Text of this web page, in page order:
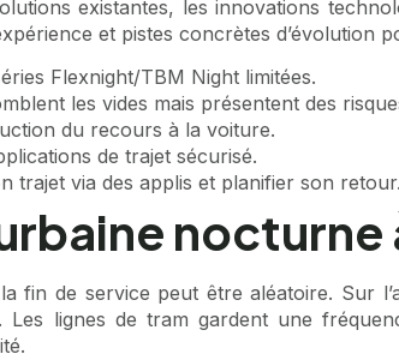
existantes, les innovations
et pistes concrètes d’évolution
Flexnight/TBM Night limitées.
les vides mais présentent des
du recours à la voiture.
de trajet sécurisé.
trajet via des applis et planifier son retour.
nocturne
fin de service peut être aléatoire. Sur
lignes de tram gardent une